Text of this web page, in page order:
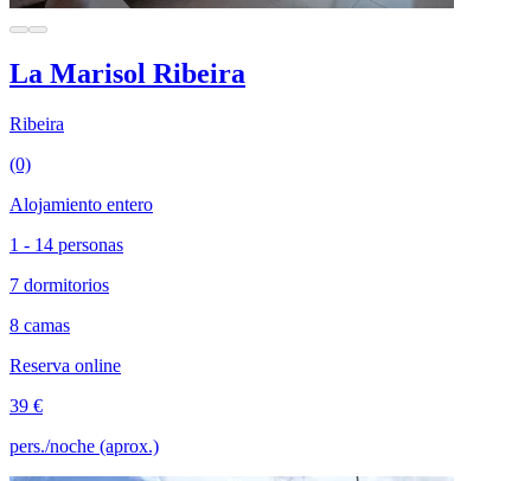
La Marisol Ribeira
Ribeira
(0)
Alojamiento entero
1 - 14 personas
7 dormitorios
8 camas
Reserva online
39 €
pers./noche (aprox.)